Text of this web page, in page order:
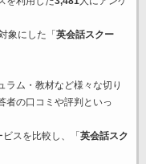
象にした「 英会話スクー
ラム・教材など様々な切り
者の口コミや評判といっ
スを比較し、「 英会話スク